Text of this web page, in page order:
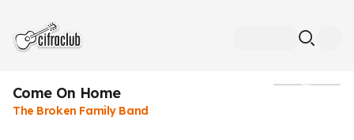
Come On Home
The Broken Family Band